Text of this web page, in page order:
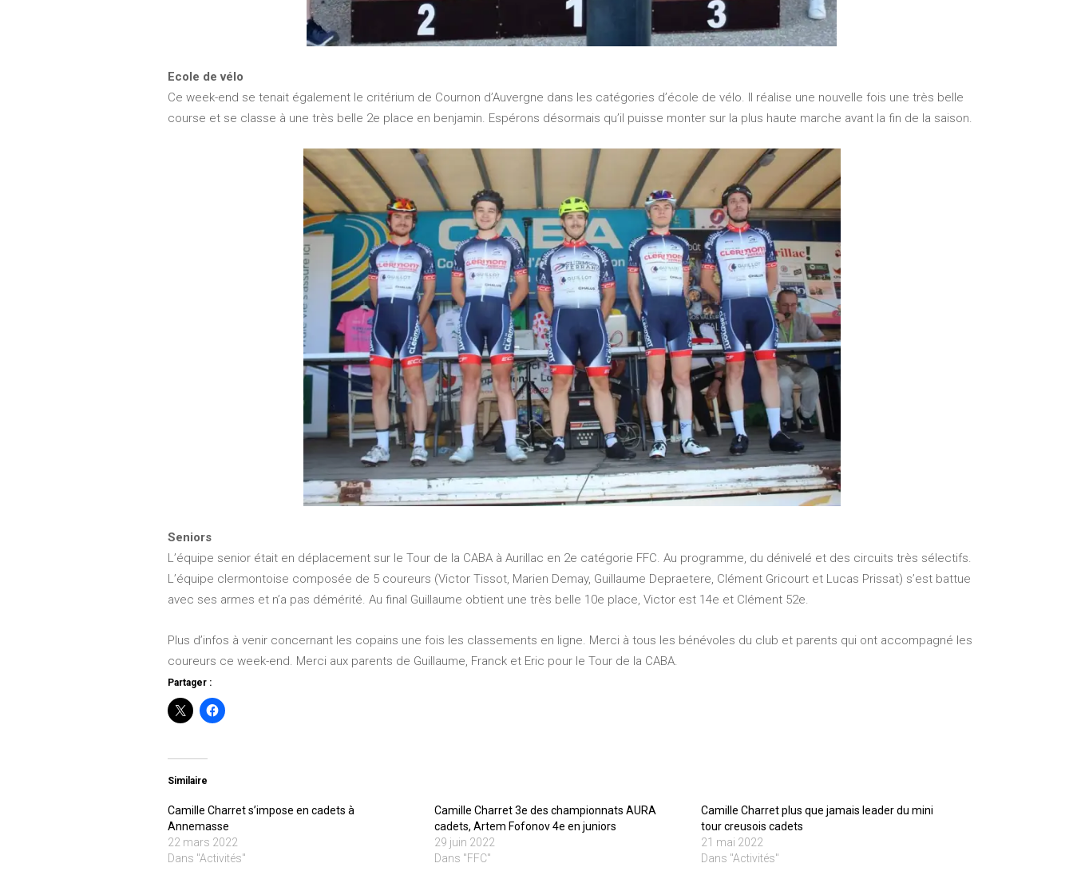
Ecole de vélo
Ce week-end se tenait également le critérium de Cournon d’Auvergne dans les catégories d’école de vélo. Il réalise une nouvelle fois une très belle
course et se classe à une très belle 2e place en benjamin. Espérons désormais qu’il puisse monter sur la plus haute marche avant la fin de la saison.
Seniors
L’équipe senior était en déplacement sur le Tour de la CABA à Aurillac en 2e catégorie FFC. Au programme, du dénivelé et des circuits très sélectifs.
L’équipe clermontoise composée de 5 coureurs (Victor Tissot, Marien Demay, Guillaume Depraetere, Clément Gricourt et Lucas Prissat) s’est battue
avec ses armes et n’a pas démérité. Au final Guillaume obtient une très belle 10e place, Victor est 14e et Clément 52e.
Plus d’infos à venir concernant les copains une fois les classements en ligne. Merci à tous les bénévoles du club et parents qui ont accompagné les
coureurs ce week-end. Merci aux parents de Guillaume, Franck et Eric pour le Tour de la CABA.
Partager :
Similaire
Camille Charret s’impose en cadets à
Annemasse
22 mars 2022
Dans "Activités"
Camille Charret 3e des championnats AURA
cadets, Artem Fofonov 4e en juniors
29 juin 2022
Dans "FFC"
Camille Charret plus que jamais leader du mini
tour creusois cadets
21 mai 2022
Dans "Activités"